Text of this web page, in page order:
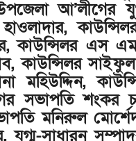
আ’লীগের
কাউন্সিলর এস
কাউন্সিলর
মহিউদ্দিন,
সভাপতি শংকর
মনিরুল
সাধারন